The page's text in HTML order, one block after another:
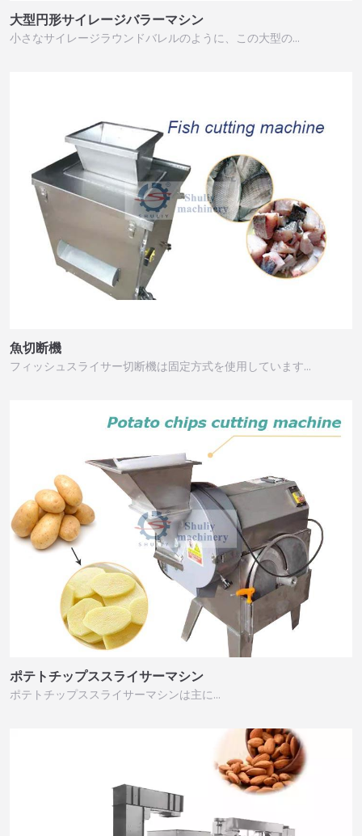
大型円形サイレージバラーマシン
小さなサイレージラウンドバレルのように、この大型の…
魚切断機
フィッシュスライサー切断機は固定方式を使用しています…
ポテトチップススライサーマシン
ポテトチップススライサーマシンは主に…